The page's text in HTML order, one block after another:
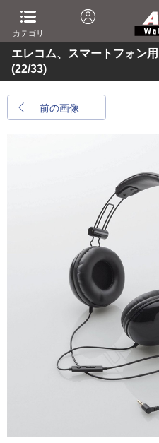
カテゴリ
エレコム、スマートフォン
(22/33)
前の画像